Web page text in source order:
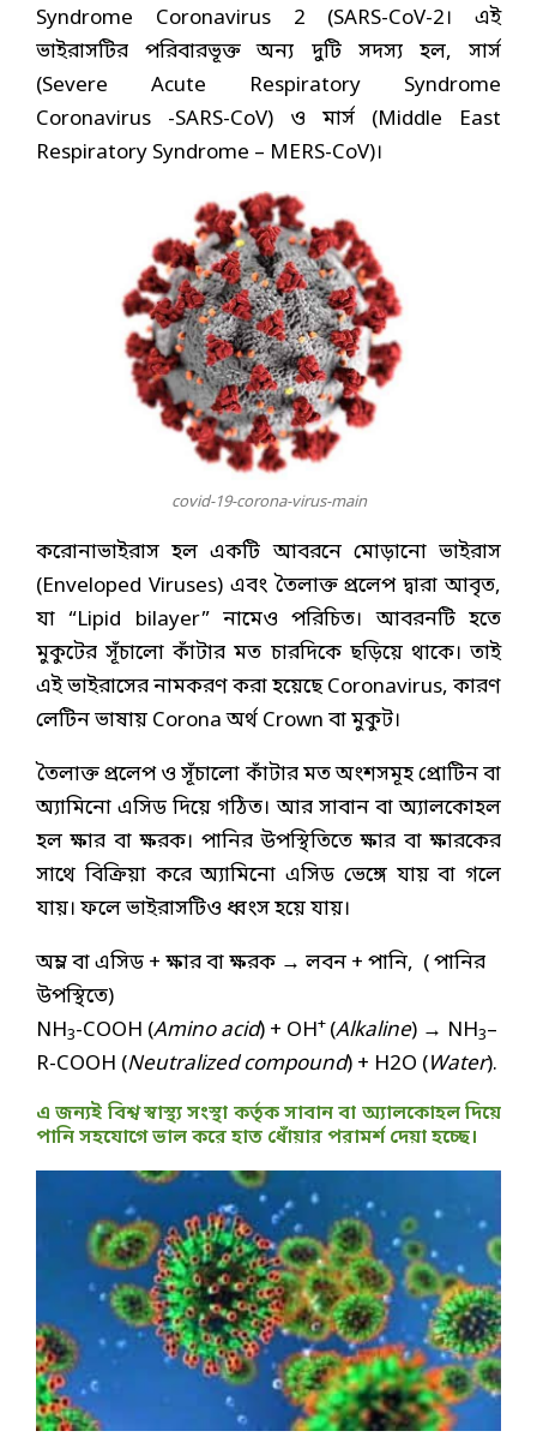
Syndrome Coronavirus 2 (SARS-CoV-2। এই
ভাইরাসটির পরিবারভূক্ত অন্য দুটি সদস্য হল, সার্স
(Severe Acute Respiratory Syndrome
Coronavirus -SARS-CoV) ও মার্স (Middle East
Respiratory Syndrome – MERS-CoV)।
covid-19-corona-virus-main
করোনাভাইরাস হল একটি আবরনে মোড়ানো ভাইরাস
(Enveloped Viruses) এবং তৈলাক্ত প্রলেপ দ্বারা আবৃত,
যা “Lipid bilayer” নামেও পরিচিত। আবরনটি হতে
মুকুটের সূঁচালো কাঁটার মত চারদিকে ছড়িয়ে থাকে। তাই
এই ভাইরাসের নামকরণ করা হয়েছে Coronavirus, কারণ
লেটিন ভাষায় Corona অর্থ Crown বা মুকুট।
তৈলাক্ত প্রলেপ ও সূঁচালো কাঁটার মত অংশসমূহ প্রোটিন বা
অ্যামিনো এসিড দিয়ে গঠিত। আর সাবান বা অ্যালকোহল
হল ক্ষার বা ক্ষরক। পানির উপস্থিতিতে ক্ষার বা ক্ষারকের
সাথে বিক্রিয়া করে অ্যামিনো এসিড ভেঙ্গে যায় বা গলে
যায়। ফলে ভাইরাসটিও ধ্বংস হয়ে যায়।
অম্ল বা এসিড + ক্ষার বা ক্ষরক → লবন + পানি, ( পানির
উপস্থিতে)
NH3-COOH (Amino acid) + OH+ (Alkaline) → NH3–
R-COOH (Neutralized compound) + H2O (Water).
এ জন্যই বিশ্ব স্বাস্থ্য সংস্থা কর্তৃক সাবান বা অ্যালকোহল দিয়ে
পানি সহযোগে ভাল করে হাত ধোঁয়ার পরামর্শ দেয়া হচ্ছে।